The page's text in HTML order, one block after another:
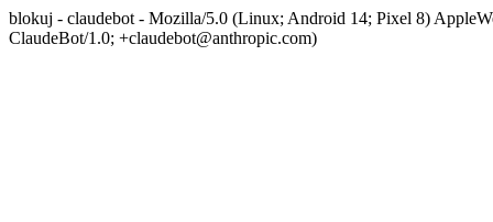
blokuj - claudebot - Mozilla/5.0 (Linux; Android 14; Pixel 8)
ClaudeBot/1.0; +claudebot@anthropic.com)